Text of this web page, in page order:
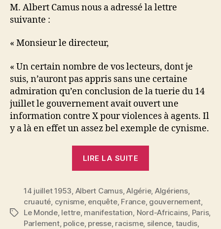
M. Albert Camus nous a adressé la lettre
suivante :
« Monsieur le directeur,
« Un certain nombre de vos lecteurs, dont je
suis, n’auront pas appris sans une certaine
admiration qu’en conclusion de la tuerie du 14
juillet le gouvernement avait ouvert une
information contre X pour violences à agents. Il
y a là en effet un assez bel exemple de cynisme.
LIRE LA SUITE
M.
Albert
Camus
Étiquettes
14 juillet 1953, Albert Camus,Algérie, Algériens,
cruauté, cynisme, enquête, France, gouvernement,
Le Monde, lettre, manifestation, Nord-Africains, Paris,
Parlement, police, presse, racisme, silence, taudis,